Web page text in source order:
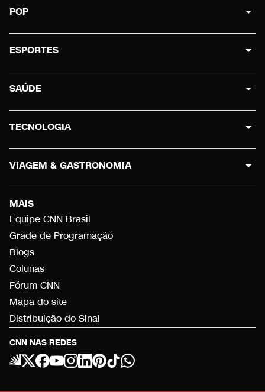
CNN NAS REDES
MAIS
Equipe CNN Brasil
Grade de Programação
Blogs
Colunas
Fórum CNN
Mapa do site
Distribuição do Sinal
POP
ESPORTES
SAÚDE
TECNOLOGIA
VIAGEM & GASTRONOMIA